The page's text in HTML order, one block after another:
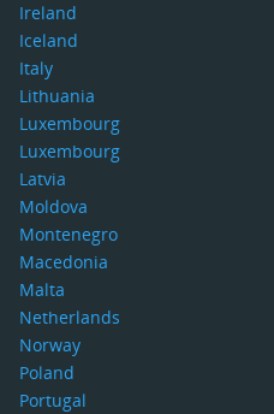
Ireland
Iceland
Italy
Lithuania
Luxembourg
Luxembourg
Latvia
Moldova
Montenegro
Macedonia
Malta
Netherlands
Norway
Poland
Portugal